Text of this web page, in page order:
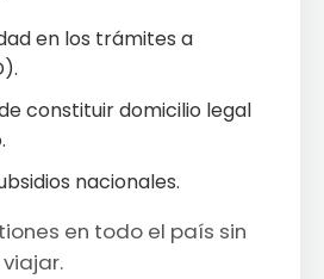
en los trámites a
constituir domicilio legal
nacionales.
en todo el país sin